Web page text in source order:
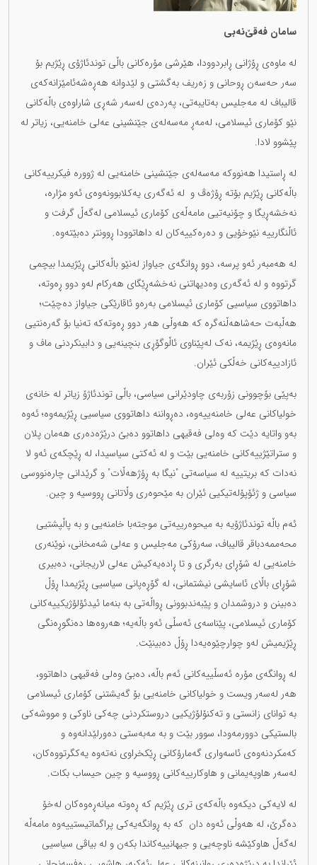
سامان فەقێ‌نەبی
لە ماوەی ڕۆژانی ڕابردوودا، هێرشی مۆرەکانی باڵی توندئاژۆی ڕێژیم بۆ
سەر حەسەن ڕوحانی و زەریف بەگشتی و لێدوانە هەڕەشەئامێزانەکەی
قالیباف لە مەجلیس بەتایبەتی، پەردەی لەسەر شەڕی شاراوەی باڵەکانی
نێو کۆماری ئیسلامی، لەمەڕ مەسەلەی جێنشینی عەلی خامنەیی، زیاتر لە
پێشوو لادا.
لە ڕاستیدا هەنووکە مەسەلەی جێنشینی خامنەیی لە ژوورە فیکرییەکانی
باڵەکانی ڕێژیم بۆتە ڕۆژەڤ و لە ئەگەری یەکلابوونەوەی ئەو مژارە،
نەخشەڕیگا و چۆنیەتیی مامەڵەی کۆماری ئیسلامی لەگەڵ گرفت و
ئاڵنگارییە نێوخۆیی و دەرەکییەکان لە داهاتوودا ڕوونتر دەبێتەوە.
لە هەمبەر ئەو پرسە، دوو ڕوانگەی جیاواز لەنێو باڵەکانی ڕێژیمدا بیچمی
گرتووە و لە ئەگەری وەدیهاتنی نەخشەڕێگای هەرکام لەو دوو ڕەوتە،
داهاتووی سیاسیی کۆماری ئیسلامی بەرەو ئاقارێکی جیاواز دەچێت؛
هەڵبەت حەشاهەڵنەگرە کە هەوڵی هەر دوو ڕەوتەکە تەنیا بۆ گەرەنتیی
مانەوەی ڕێژیمە، نەک لەپێناوی ئاڵوگۆڕی بنچینەیی و دابینکردنی ماف و
ئازادییەکانی خەڵکی ئێران.
بەپێی بۆچوونی زۆربەی چاودێرانی سیاسی، باڵی توندئاژۆ زیاتر لە خانەی
خولیاکانی عەلی خامنەییەوە، دەڕواننە داهاتووی سیاسیی ڕێژیمەوە؛ ئەوە
بەو واتایە دێت کە وەلی فەقیهی داهاتوو دەبێ درێژەدەری هەمان پلان
و ستراتێژییەکانی خامنەیی بێت و لە ئەکتی سیاسیدا، لە ڕێچکەی ئەو لا
نەدات کە بریتییە لە سیاسەتی "نیگا بە ڕۆژهەڵات" و گرێدانی چارەنووسی
سیاسی و ژئۆپۆلەتیکیی ئێران بە مێحوەری وڵاتانی ڕووسیە و چین.
ئەم باڵە توندئاژۆیە بە میحوەرییەتی موجتەبا خامنەیی و بە پاڵپشتیی
محەممەدباقر قالیباف، سەرۆکی مەجلیس و عەلی شەمخانی، نوێنەری
خامنەیی لە شۆڕای بەرگری و تا ڕادەیەکیش عەلی لاریجانی، دەبیری
شۆڕای باڵای ئاسایشی نیشتمانی، لە گۆڕەپانی سیاسیی ڕێژیمدا ڕۆڵ
دەبینن و دروشمدان و پێبەندبوونی ڕواڵەتی بە بنەما ئیدئۆلۆژیکییەکانی
کۆماری ئیسلامی، پێناسەی ئەسڵی ئەو باڵەیە؛ هەروەها دەنگوڕەنگی
ڕێژیمیش لەو چوارچێوەیەدا ڕۆڵ دەبینێت.
لە ڕوانگەی مۆرە ئەسڵییەکانی ئەم باڵە، دەبێ وەلی فەقیهی داهاتوو،
هەر لەسەر ویست و خولیاکانی خامنەیی بۆ گەیشتنی کۆماری ئیسلامی
بە توانای زانستی و تەکنۆلۆژیکیی دروستکردنی چەکی ناوکی و مووشەکی
بالستیکی دوورمەودا، سوور بێت و بە مەبەستی دەورلێدانەوە و
کەمکردنەوەی ئاسەواری گەمارۆکانی ڕێکخراوی نەتەوە یەکگرتووەکان،
لەسەر هاوپەیمانی و هاوکارییەکانی ڕووسیە و چین حیساب بکات.
لە لایەکی دیکەوە باڵەکەی تری ڕێژیم کە ڕەوتە میانەڕەوەکان لەخۆ
دەگرێ، لە هەوڵی ئەوە دان کە بە ڕوانگەیەکی پراگماتیستییەوە مامەڵە
لەگەڵ هاوکێشە ناوچەیی و جیهانییەکاندا بکەن و لە بیاڤی سیاسیی